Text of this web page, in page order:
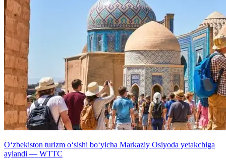
O‘zbekiston turizm o‘sishi bo‘yicha Markaziy Osiyoda yetakchiga
aylandi — WTTC